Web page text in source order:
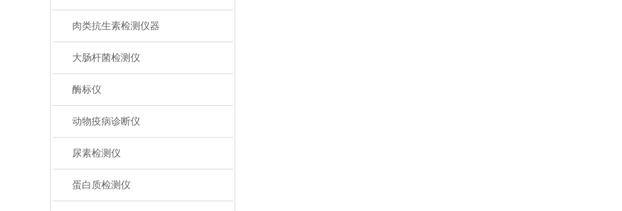
肉类抗生素检测仪器
大肠杆菌检测仪
酶标仪
动物疫病诊断仪
尿素检测仪
蛋白质检测仪